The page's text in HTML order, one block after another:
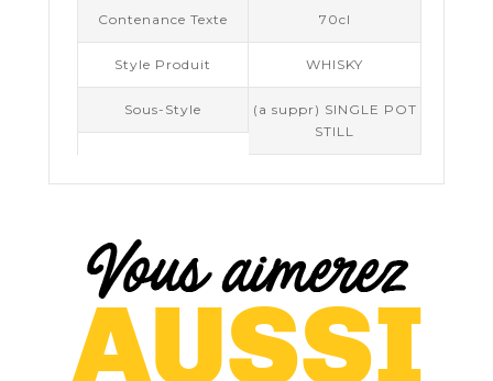
Contenance Texte 70cl
Style Produit WHISKY
Sous-Style
(a suppr) SINGLE POT
STILL